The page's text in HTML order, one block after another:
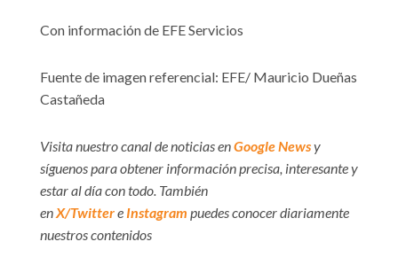
Con información de EFE Servicios
Fuente de imagen referencial: EFE/ Mauricio Dueñas
Castañeda
Visita nuestro canal de noticias enGoogle Newsy
síguenos para obtener información precisa, interesante y
estar al día con todo. También
en X/Twittere Instagram puedes conocer diariamente
nuestros contenidos